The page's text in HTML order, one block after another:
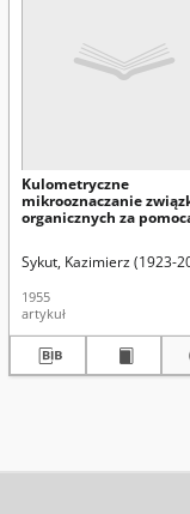
sekcji
Sławik, Tomasz Hubicki,
Kulometryczne
mikrooznaczanie
organicznych za
Mikrooznaczanie
Sykut, Kazimierz (1923-
1955
artykuł